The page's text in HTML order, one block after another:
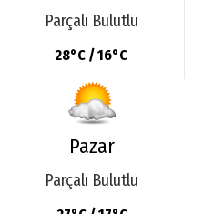
Parçalı Bulutlu
28°C / 16°C
Pazar
Parçalı Bulutlu